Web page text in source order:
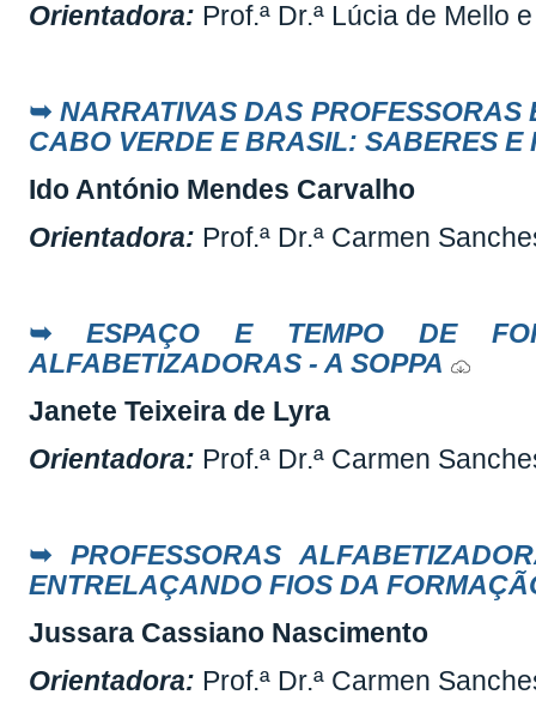
Orientadora: Prof.ª Dr.ª Lúcia de Mello
➥ NARRATIVAS DAS
CABO VERDE E BRASIL: SABERES E
Ido António Mendes Carvalho
Orientadora: Prof.ª Dr.ª Carmen
➥
ESPAÇO E TEMPO DE
ALFABETIZADORAS - A SOPPA
Janete Teixeira de Lyra
Orientadora: Prof.ª Dr.ª Carmen
➥
PROFESSORAS
ENTRELAÇANDO FIOS DA
Jussara Cassiano Nascimento
Orientadora: Prof.ª Dr.ª Carmen